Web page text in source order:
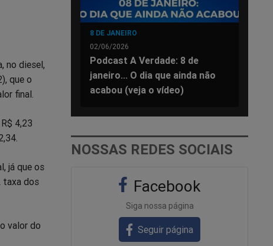
no diesel,
que o
final.
4,23
já que os
taxa dos
valor do
8 DE JANEIRO
02/06/2026
Podcast A Verdade: 8 de
janeiro... O dia que ainda não
acabou (veja o vídeo)
NOSSAS REDES SOCIAIS
Facebook
Siga nossa página
Seguir página